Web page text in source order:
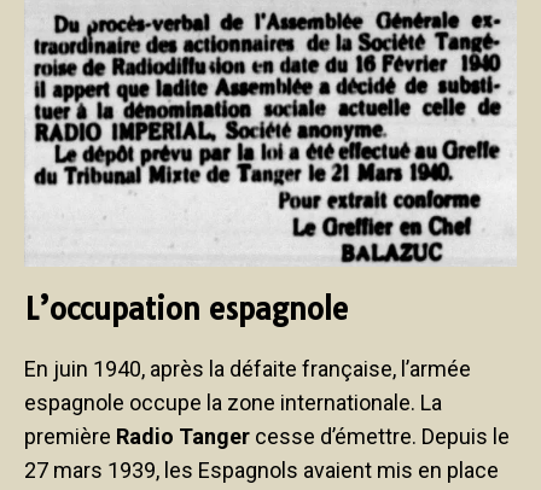
L’occupation espagnole
En juin 1940, après la défaite française, l’armée
espagnole occupe la zone internationale. La
première Radio Tanger cesse d’émettre. Depuis le
27 mars 1939, les Espagnols avaient mis en place